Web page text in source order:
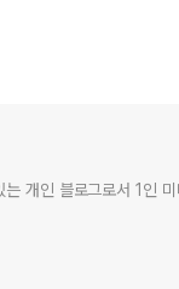
개인 블로그로서 1인 미